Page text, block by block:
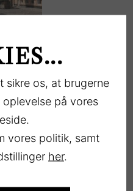
Torv som centrum
Camping og er helt sikkert
velbevarede huse fra
og masser aflækre
kan du bl.a. finde
ferie.
sikre os, at brugerne
på vores
vores politik, samt
her.